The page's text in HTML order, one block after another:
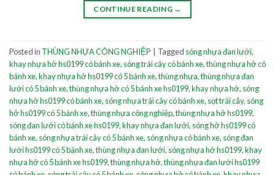
CONTINUE READING →
Posted in THÙNG NHỰA CÔNG NGHIỆP Tagged sóng nhựa đan lưới,
khay nhựa hở hs0199 có bánh xe, sóng trái cây có bánh xe,thùng nhựa hở có
bánh xe,khay nhựa hở hs0199 có 5 bánh xe,thùng nhựa,thùng nhựa đan
lưới có 5 bánh xe,thùng nhựa hở có 5 bánh xe hs0199,khay nhựa hở, sóng
nhựa hở hs0199 có bánh xe, sóng nhựa trái cây có bánh xe, sọt trái cây, sóng
hở hs0199 có 5 bánh xe,thùng nhựa công nghiệp,thùng nhựa hở hs0199,
sóng đan lưới có bánh xe hs0199,khay nhựa đan lưới, sóng hở hs0199 có
bánh xe, sóng nhựa trái cây có 5 bánh xe, sóng nhựa có bánh xe, sóng đan
lưới hs0199 có 5 bánh xe,thùng nhựa đan lưới, sóng nhựa hở hs0199,khay
nhựa hở có 5 bánh xe hs0199,thùng nhựa hở,thùng nhựa đan lưới hs0199